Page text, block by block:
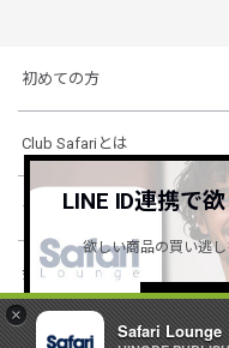
×
Safari Lounge
初めての方
Club Safariとは
ショッピングガイド
会社概要・規約
LINE ID連携で
欲しい商品の買い逃
詳